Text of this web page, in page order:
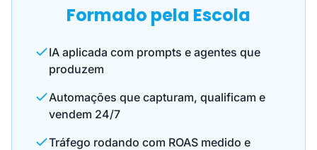
Formado pela Escola
IA aplicada com prompts e agentes que
produzem
Automações que capturam, qualificam e
vendem 24/7
Tráfego rodando com ROAS medido e